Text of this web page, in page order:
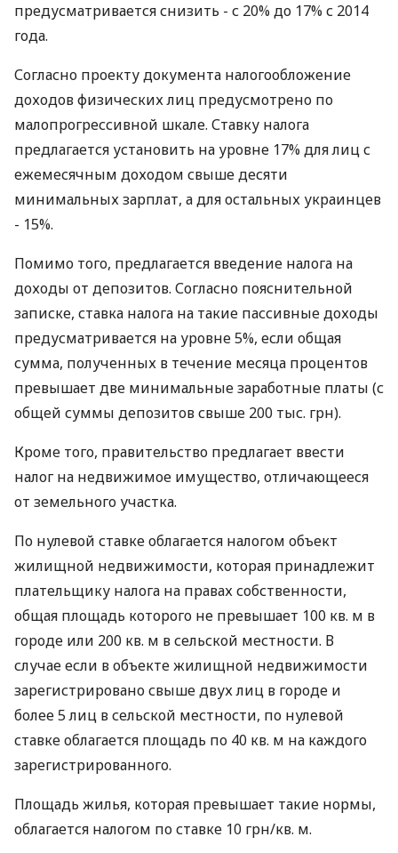
предусматривается снизить - с 20% до 17% с 2014
года.
Согласно проекту документа налогообложение
доходов физических лиц предусмотрено по
малопрогрессивной шкале. Ставку налога
предлагается установить на уровне 17% для лиц с
ежемесячным доходом свыше десяти
минимальных зарплат, а для остальных украинцев
- 15%.
Помимо того, предлагается введение налога на
доходы от депозитов. Согласно пояснительной
записке, ставка налога на такие пассивные доходы
предусматривается на уровне 5%, если общая
сумма, полученных в течение месяца процентов
превышает две минимальные заработные платы (с
общей суммы депозитов свыше 200 тыс. грн).
Кроме того, правительство предлагает ввести
налог на недвижимое имущество, отличающееся
от земельного участка.
По нулевой ставке облагается налогом объект
жилищной недвижимости, которая принадлежит
плательщику налога на правах собственности,
общая площадь которого не превышает 100 кв. м в
городе или 200 кв. м в сельской местности. В
случае если в объекте жилищной недвижимости
зарегистрировано свыше двух лиц в городе и
более 5 лиц в сельской местности, по нулевой
ставке облагается площадь по 40 кв. м на каждого
зарегистрированного.
Площадь жилья, которая превышает такие нормы,
облагается налогом по ставке 10 грн/кв. м.